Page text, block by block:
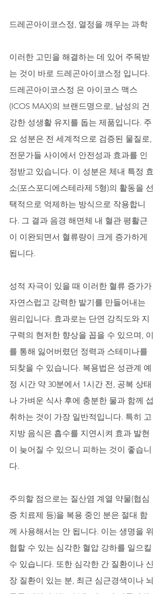
드레곤아이코스정, 열정을 깨우는 과학
이러한 고민을 해결하는 데 있어 주목받
는 것이 바로 드레곤아이코스정 입니다.
드레곤아이코스정 은 아이코스 맥스
(ICOS MAX)의 브랜드명으로, 남성의 건
강한 성생활 유지를 돕는 제품입니다. 주
요 성분은 전 세계적으로 검증된 물질로,
전문가들 사이에서 안전성과 효과를 인
정받고 있습니다. 이 성분은 체내 특정 효
소(포스포디에스테라제 5형)의 활동을 선
택적으로 억제하는 방식으로 작용합니
다. 그 결과 음경 해면체 내 혈관 평활근
이 이완되면서 혈류량이 크게 증가하게
됩니다.
성적 자극이 있을 때 이러한 혈류 증가가
자연스럽고 강력한 발기를 만들어내는
원리입니다. 효과로는 단연 강직도와 지
구력의 현저한 향상을 꼽을 수 있으며, 이
를 통해 잃어버렸던 정력과 스테미나를
되찾을 수 있습니다. 복용법은 성관계 예
정 시간 약 30분에서 1시간 전, 공복 상태
나 가벼운 식사 후에 충분한 물과 함께 섭
취하는 것이 가장 일반적입니다. 특히 고
지방 음식은 흡수를 지연시켜 효과 발현
이 늦어질 수 있으니 피하는 것이 좋습니
다.
주의할 점으로는 질산염 계열 약물(협심
증 치료제 등)을 복용 중인 분은 절대 함
께 사용해서는 안 됩니다. 이는 생명을 위
협할 수 있는 심각한 혈압 강하를 일으킬
수 있습니다. 또한 심각한 간 질환이나 신
장 질환이 있는 분, 최근 심근경색이나 뇌